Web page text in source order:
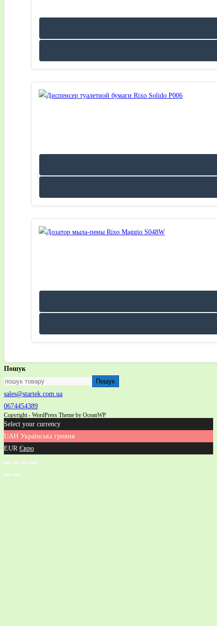
Пошук
Пошук
sales@startek.com.ua
0674454389
Copyright - WordPress Theme by OceanWP
Select your currency
UAH Українська гривня
EUR Євро